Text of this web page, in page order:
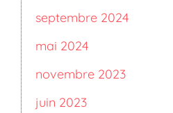
septembre 2024
mai 2024
novembre 2023
juin 2023